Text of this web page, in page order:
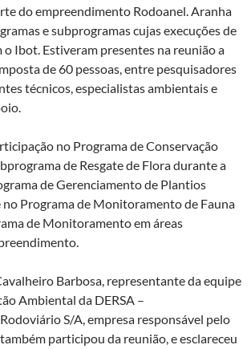
do empreendimento Rodoanel. Aranha
e subprogramas cujas execuções de
Ibot. Estiveram presentes na reunião a
de 60 pessoas, entre pesquisadores
técnicos, especialistas ambientais e
no Programa de Conservação
de Resgate de Flora durante a
de Gerenciamento de Plantios
Programa de Monitoramento de Fauna
de Monitoramento em áreas
Barbosa, representante da equipe
Ambiental da DERSA –
S/A, empresa responsável pelo
participou da reunião, e esclareceu